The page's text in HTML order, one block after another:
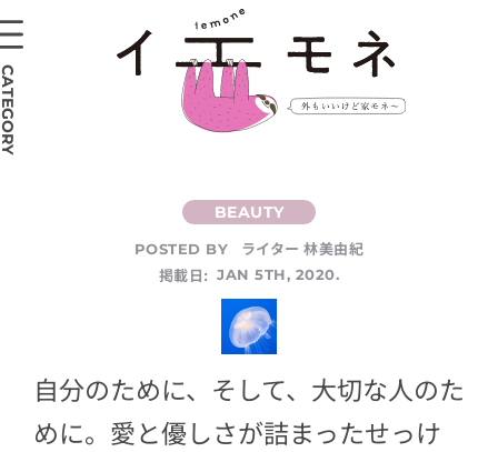
POSTED BY
ライター 林美由紀
掲載日: JAN 5TH, 2020.
自分のために、そして、大切な人のた
めに。愛と優しさが詰まったせっけ